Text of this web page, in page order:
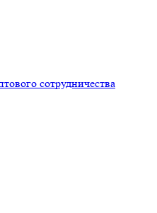
сотрудничества